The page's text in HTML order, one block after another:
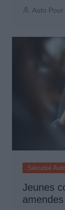
Auto Pour
Sécurité
Jeunes